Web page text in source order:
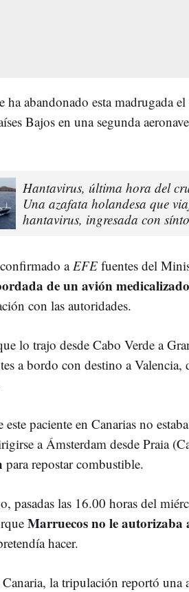
ha abandonado esta madrugada
Bajos en una segunda
Hantavirus, última hora del
Una azafata holandesa que
hantavirus, ingresada con
a EFE fuentes del
de un avión
con las autoridades.
lo trajo desde Cabo Verde a
a bordo con destino a Valencia,
este paciente en Canarias no
a Ámsterdam desde Praia
para repostar combustible.
pasadas las 16.00 horas del
Marruecos no le
hacer.
la tripulación reportó una